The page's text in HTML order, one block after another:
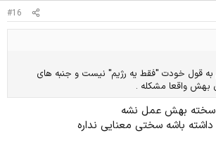
#16
به قول خودت "فقط یه رژیم" نیست و جنبه های
بهش واقعا مشکله .
سخته بهش عمل نشه
باشه سختی معنایی نداره